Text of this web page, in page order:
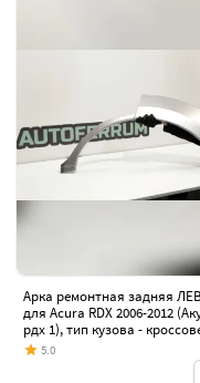
Арка ремонтная задняя
для Acura RDX 2006-2012
рдх 1), тип кузова -
оцинкованная ЦИНК сталь
5.0